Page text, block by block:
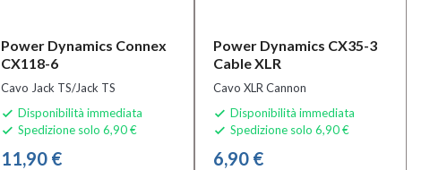
Power Dynamics Connex
CX118-6
Cavo Jack TS/Jack TS
 Disponibilità immediata
 Spedizione solo 6,90 €
11,90 €
Power Dynamics CX35-3
Cable XLR
Cavo XLR Cannon
 Disponibilità immediata
 Spedizione solo 6,90 €
6,90 €